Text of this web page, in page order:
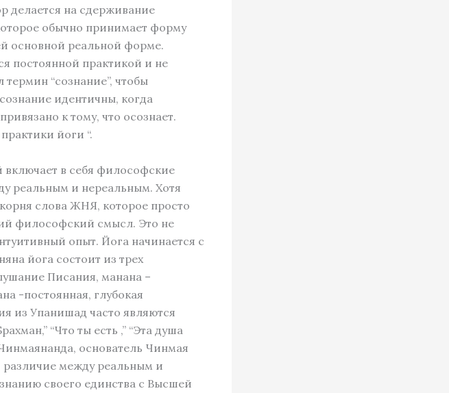
делается на сдерживание
обычно принимает форму
основной реальной форме.
постоянной практикой и не
“сознание”, чтобы
идентичны, когда
к тому, что осознает.
йоги “.
включает в себя философские
реальным и нереальным. Хотя
слова ЖНЯ, которое просто
философский смысл. Это не
опыт. Йога начинается с
йога состоит из трех
Писания, манана –
-постоянная, глубокая
из Упанишад часто являются
“Что ты есть ,” “Эта душа
основатель Чинмая
различие между реальным и
своего единства с Высшей